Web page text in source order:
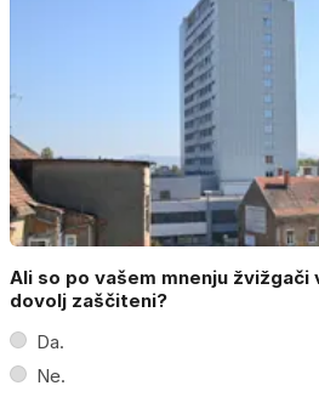
Ali so po vašem mnenju
dovolj zaščiteni?
Da.
Ne.